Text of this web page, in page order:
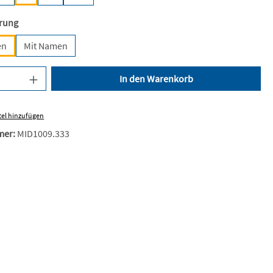
auswählen
Mit Namen
Gib den gewünschten Wert ein
In den Warenkorb
hinzufügen
MID1009.333